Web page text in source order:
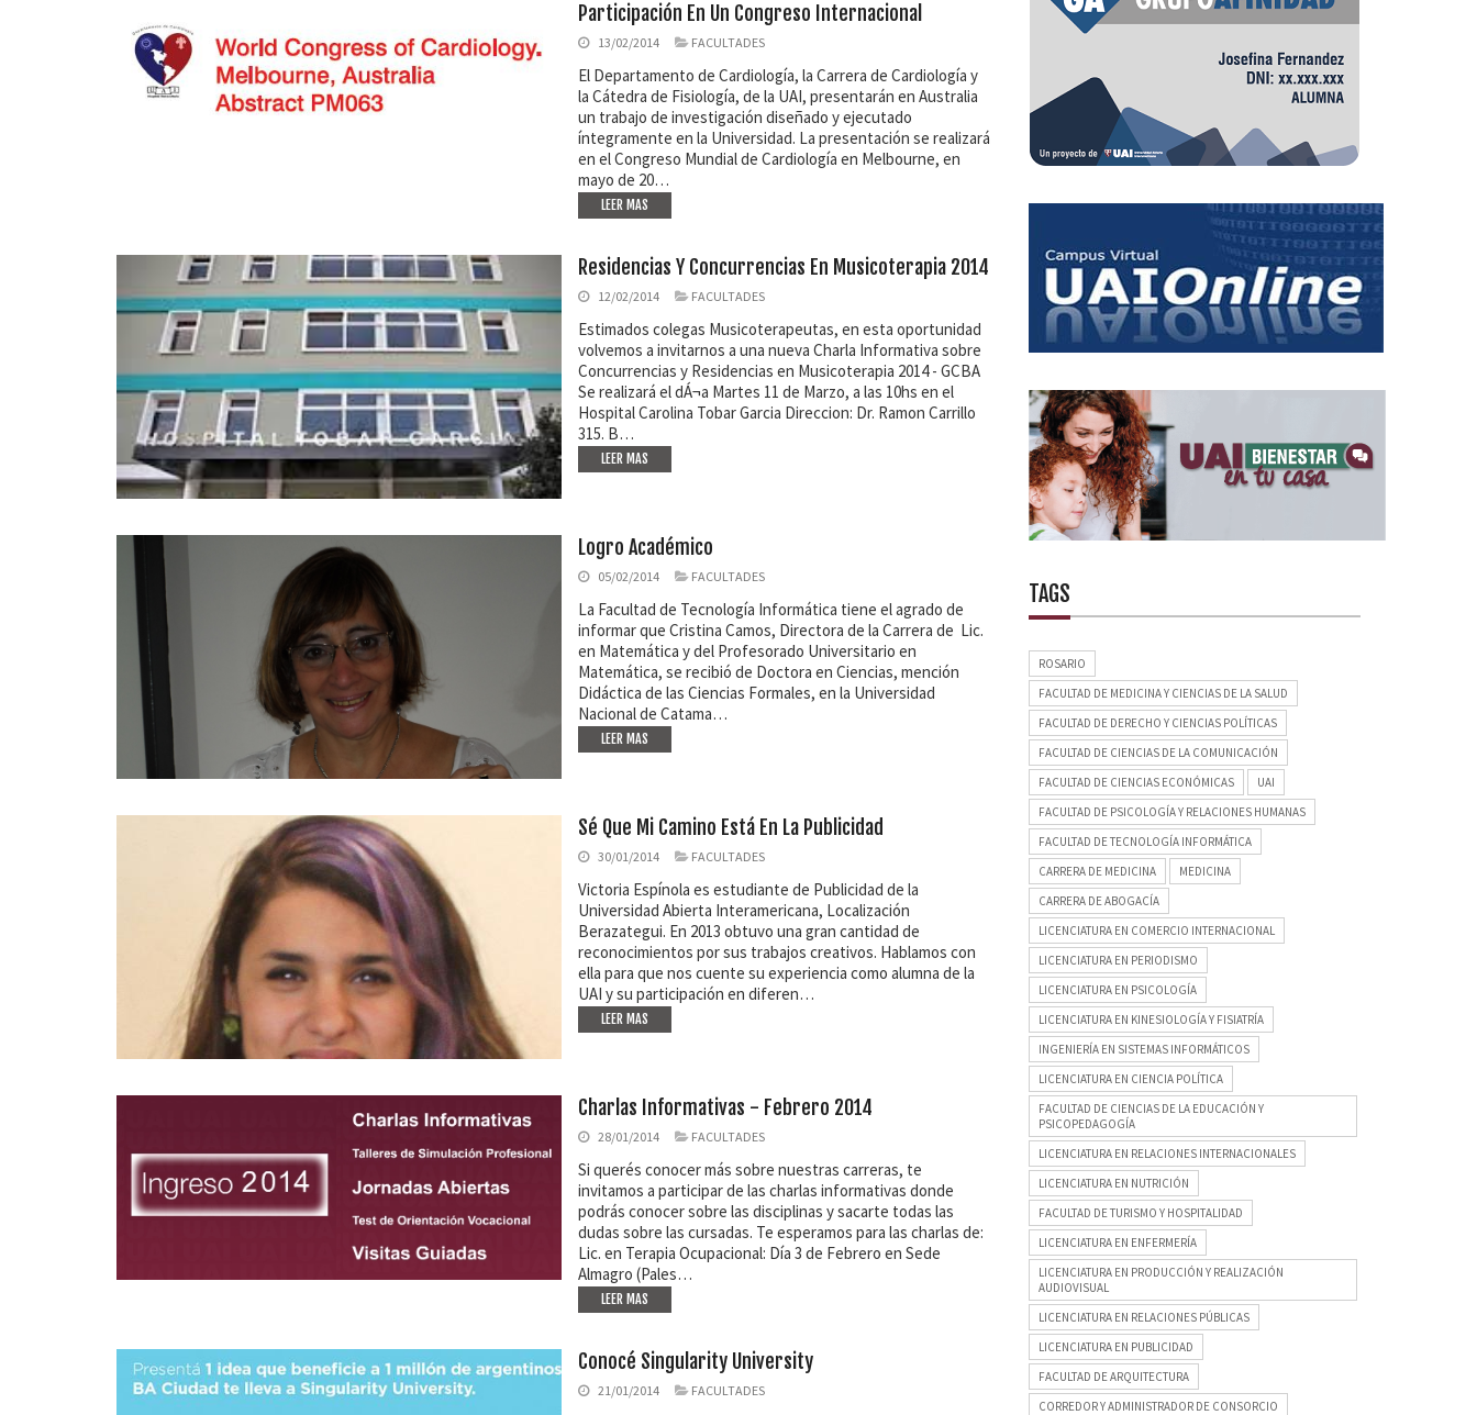
Participación En Un Congreso Internacional
13/02/2014 FACULTADES
El Departamento de Cardiología, la Carrera de Cardiología y
la Cátedra de Fisiología, de la UAI, presentarán en Australia
un trabajo de investigación diseñado y ejecutado
íntegramente en la Universidad. La presentación se realizará
en el Congreso Mundial de Cardiología en Melbourne, en
mayo de 20…
LEER MAS
Residencias Y Concurrencias En Musicoterapia 2014
12/02/2014 FACULTADES
Estimados colegas Musicoterapeutas, en esta oportunidad
volvemos a invitarnos a una nueva Charla Informativa sobre
Concurrencias y Residencias en Musicoterapia 2014 - GCBA
Se realizará el dÁ¬a Martes 11 de Marzo, a las 10hs en el
Hospital Carolina Tobar Garcia Direccion: Dr. Ramon Carrillo
315. B…
LEER MAS
Logro Académico
05/02/2014 FACULTADES
La Facultad de Tecnología Informática tiene el agrado de
informar que Cristina Camos, Directora de la Carrera de Lic.
en Matemática y del Profesorado Universitario en
Matemática, se recibió de Doctora en Ciencias, mención
Didáctica de las Ciencias Formales, en la Universidad
Nacional de Catama…
LEER MAS
Sé Que Mi Camino Está En La Publicidad
30/01/2014 FACULTADES
Victoria Espínola es estudiante de Publicidad de la
Universidad Abierta Interamericana, Localización
Berazategui. En 2013 obtuvo una gran cantidad de
reconocimientos por sus trabajos creativos. Hablamos con
ella para que nos cuente su experiencia como alumna de la
UAI y su participación en diferen…
LEER MAS
Charlas Informativas - Febrero 2014
28/01/2014 FACULTADES
Si querés conocer más sobre nuestras carreras, te
invitamos a participar de las charlas informativas donde
podrás conocer sobre las disciplinas y sacarte todas las
dudas sobre las cursadas. Te esperamos para las charlas de:
Lic. en Terapia Ocupacional: Día 3 de Febrero en Sede
Almagro (Pales…
LEER MAS
Conocé Singularity University
21/01/2014 FACULTADES
TAGS
ROSARIO
FACULTAD DE MEDICINA Y CIENCIAS DE LA SALUD
FACULTAD DE DERECHO Y CIENCIAS POLÍTICAS
FACULTAD DE CIENCIAS DE LA COMUNICACIÓN
FACULTAD DE CIENCIAS ECONÓMICAS
UAI
FACULTAD DE PSICOLOGÍA Y RELACIONES HUMANAS
FACULTAD DE TECNOLOGÍA INFORMÁTICA
CARRERA DE MEDICINA
MEDICINA
CARRERA DE ABOGACÍA
LICENCIATURA EN COMERCIO INTERNACIONAL
LICENCIATURA EN PERIODISMO
LICENCIATURA EN PSICOLOGÍA
LICENCIATURA EN KINESIOLOGÍA Y FISIATRÍA
INGENIERÍA EN SISTEMAS INFORMÁTICOS
LICENCIATURA EN CIENCIA POLÍTICA
FACULTAD DE CIENCIAS DE LA EDUCACIÓN Y
PSICOPEDAGOGÍA
LICENCIATURA EN RELACIONES INTERNACIONALES
LICENCIATURA EN NUTRICIÓN
FACULTAD DE TURISMO Y HOSPITALIDAD
LICENCIATURA EN ENFERMERÍA
LICENCIATURA EN PRODUCCIÓN Y REALIZACIÓN
AUDIOVISUAL
LICENCIATURA EN RELACIONES PÚBLICAS
LICENCIATURA EN PUBLICIDAD
FACULTAD DE ARQUITECTURA
CORREDOR Y ADMINISTRADOR DE CONSORCIO